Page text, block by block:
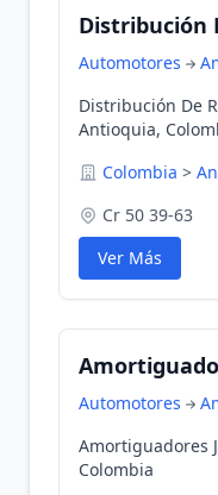
Distribución
Automotores
Distribución De
Antioquia,
Colombia >
Cr 50 39-63
Ver Más
Automotores
Amortiguadores
Colombia